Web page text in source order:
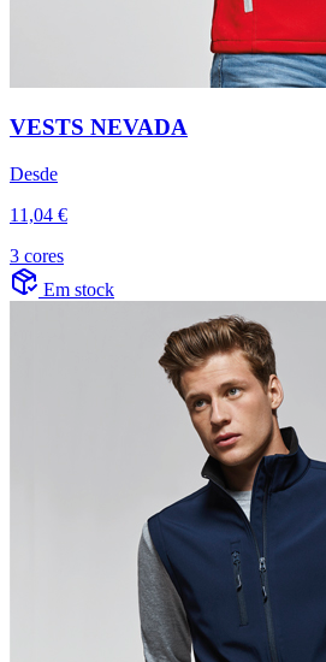
VESTS NEVADA
Desde
11,04 €
3 cores
Em stock